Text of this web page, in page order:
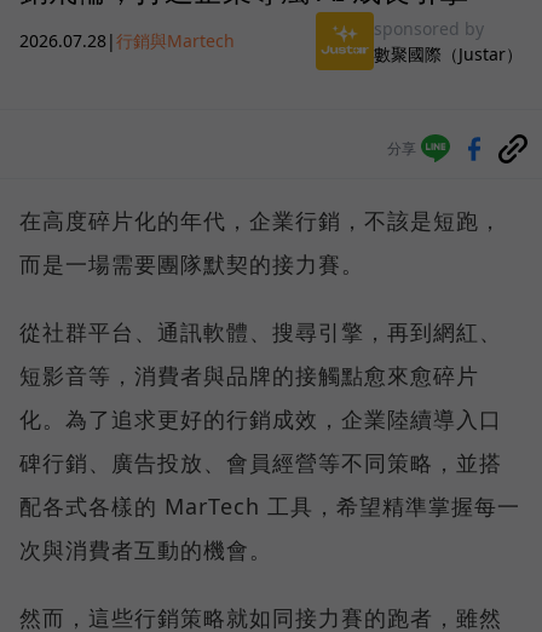
2026.07.28|行銷與Martech
sponsored by
數聚國際（Justar）
分享
在高度碎片化的年代，企業行銷，不該是短跑，
而是一場需要團隊默契的接力賽。
從社群平台、通訊軟體、搜尋引擎，再到網紅、
短影音等，消費者與品牌的接觸點愈來愈碎片
化。為了追求更好的行銷成效，企業陸續導入口
碑行銷、廣告投放、會員經營等不同策略，並搭
配各式各樣的 MarTech 工具，希望精準掌握每一
次與消費者互動的機會。
然而，這些行銷策略就如同接力賽的跑者，雖然